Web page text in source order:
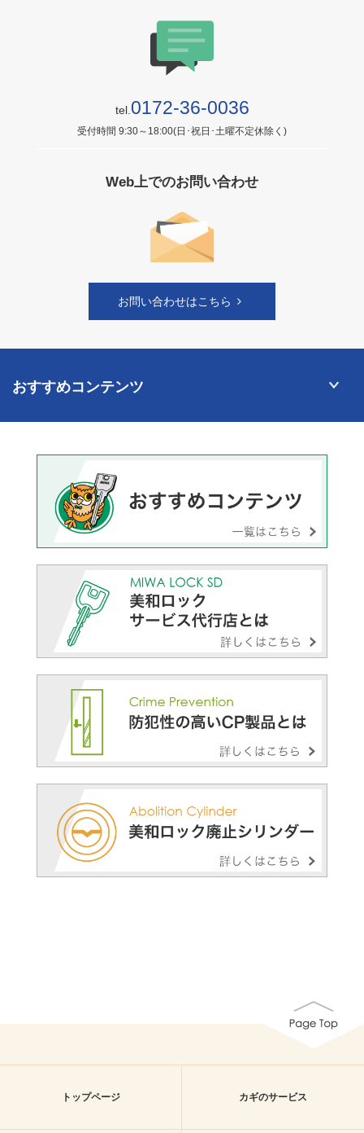
tel. 0172-36-0036
受付時間 9:30～18:00(日･祝日･土曜不定休除く)
Web上でのお問い合わせ
お問い合わせはこちら
おすすめコンテンツ
トップページ カギのサービス